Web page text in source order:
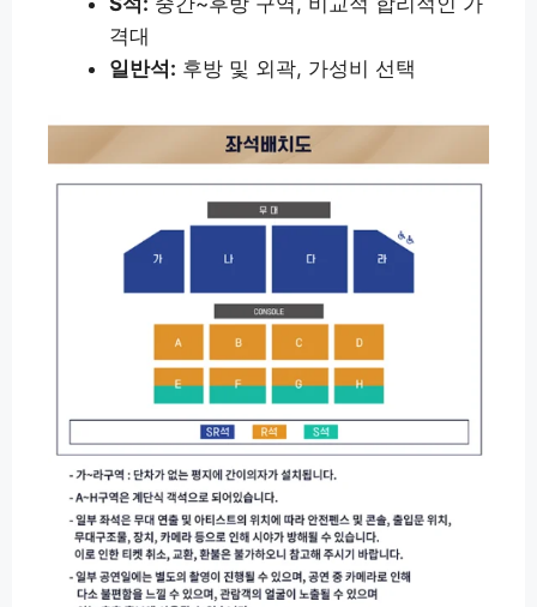
격대
일반석: 후방 및 외곽, 가성비 선택